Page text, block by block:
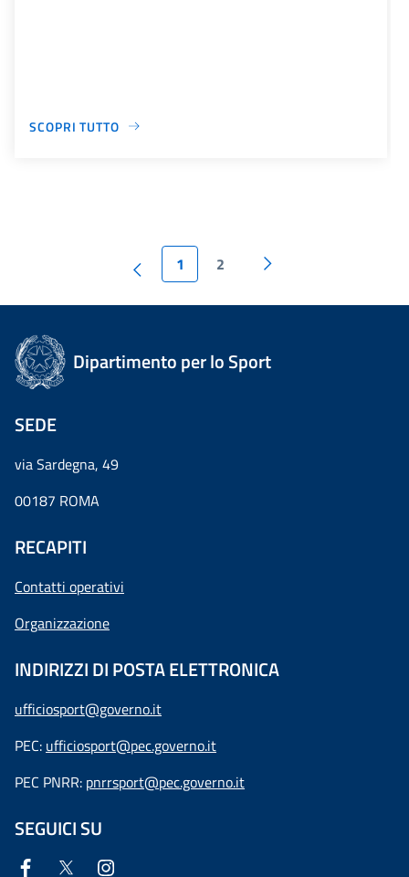
SCOPRI TUTTO
1 2
Dipartimento per lo Sport
SEDE
via Sardegna, 49
00187 ROMA
RECAPITI
Contatti operativi
Organizzazione
INDIRIZZI DI POSTA ELETTRONICA
ufficiosport@governo.it
PEC: ufficiosport@pec.governo.it
PEC PNRR: pnrrsport@pec.governo.it
SEGUICI SU